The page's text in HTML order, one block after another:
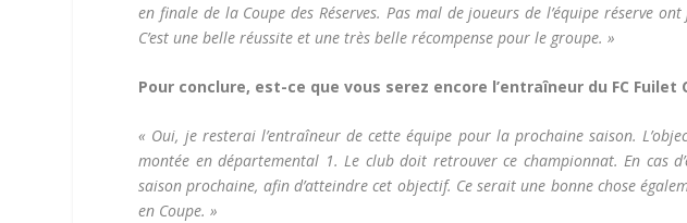
en finale de la Coupe des Réserves. Pas mal de joueurs de l’équipe réserve
C’est une belle réussite et une très belle récompense pour le groupe. »
Pour conclure, est-ce que vous serez encore l’entraîneur du FC Fuilet
« Oui, je resterai l’entraîneur de cette équipe pour la prochaine saison.
montée en départemental 1. Le club doit retrouver ce championnat. En cas
saison prochaine, afin d’atteindre cet objectif. Ce serait une bonne chose
en Coupe. »